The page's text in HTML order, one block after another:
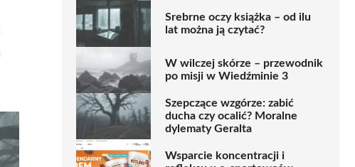
Srebrne oczy książka – od ilu
lat można ją czytać?
W wilczej skórze – przewodnik
po misji w Wiedźminie 3
Szepczące wzgórze: zabić
ducha czy ocalić? Moralne
dylematy Geralta
Wsparcie koncentracji i